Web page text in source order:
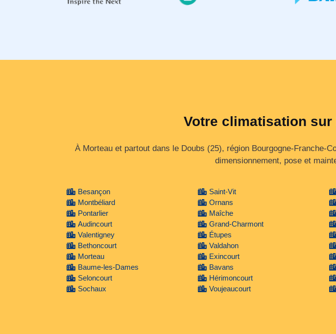
Votre climatisation
À Morteau et partout dans le Doubs (25), région
dimensionnement, pose et
Besançon
Montbéliard
Pontarlier
Audincourt
Valentigney
Bethoncourt
Morteau
Baume-les-Dames
Seloncourt
Sochaux
Saint-Vit
Ornans
Maîche
Grand-Charmont
Étupes
Valdahon
Exincourt
Bavans
Hérimoncourt
Voujeaucourt